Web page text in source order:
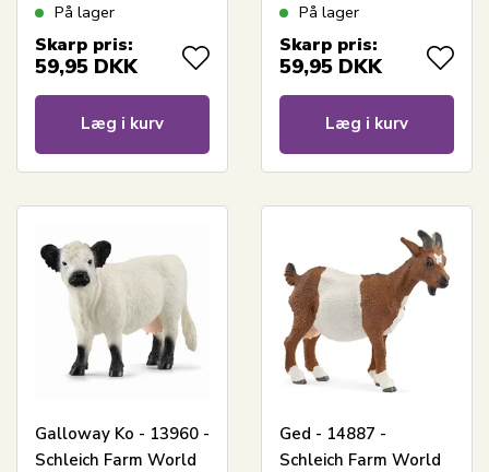
På lager
Skarp pris:
59,95 DKK
Læg i kurv
På lager
Skarp pris:
59,95 DKK
Læg i kurv
Galloway Ko - 13960 -
Schleich Farm World
Ged - 14887 -
Schleich Farm World